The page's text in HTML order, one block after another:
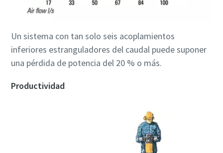
Un sistema con tan solo seis acoplamientos
inferiores estranguladores del caudal puede suponer
una pérdida de potencia del 20 % o más.
Productividad